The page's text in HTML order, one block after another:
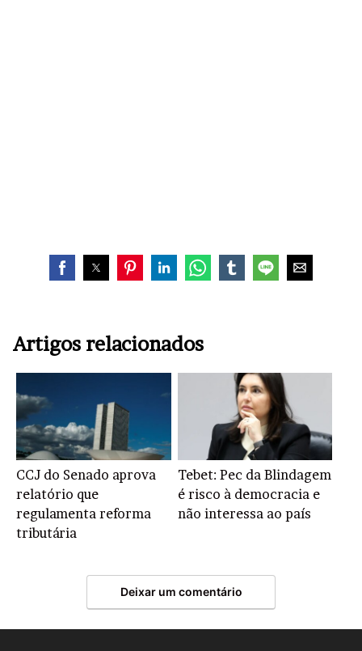
Artigos relacionados
CCJ do Senado aprova
relatório que
regulamenta reforma
tributária
Tebet: Pec da Blindagem
é risco à democracia e
não interessa ao país
Deixar um comentário